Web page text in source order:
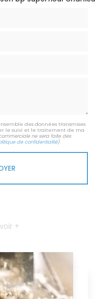
des données transmises
le suivi et le traitement de ma
ne sera faite des
de confidentialité)
+